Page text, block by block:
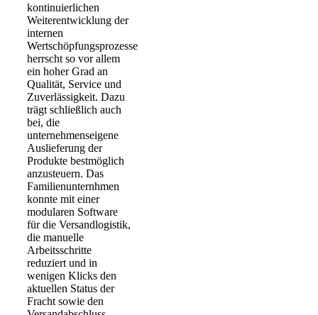
kontinuierlichen
Weiterentwicklung der
internen
Wertschöpfungsprozesse
herrscht so vor allem
ein hoher Grad an
Qualität, Service und
Zuverlässigkeit. Dazu
trägt schließlich auch
bei, die
unternehmenseigene
Auslieferung der
Produkte bestmöglich
anzusteuern. Das
Familienunternhmen
konnte mit einer
modularen Software
für die Versandlogistik,
die manuelle
Arbeitsschritte
reduziert und in
wenigen Klicks den
aktuellen Status der
Fracht sowie den